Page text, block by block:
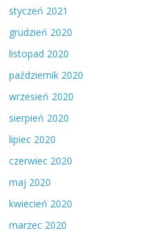
styczeń 2021
grudzień 2020
listopad 2020
październik 2020
wrzesień 2020
sierpień 2020
lipiec 2020
czerwiec 2020
maj 2020
kwiecień 2020
marzec 2020